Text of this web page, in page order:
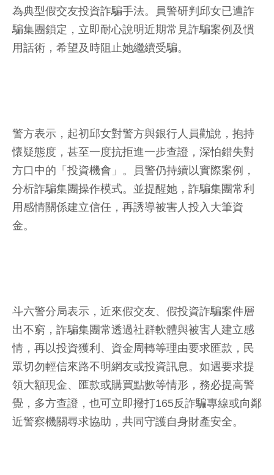
為典型假交友投資詐騙手法。員警研判邱女已遭詐
騙集團鎖定，立即耐心說明近期常見詐騙案例及慣
用話術，希望及時阻止她繼續受騙。
警方表示，起初邱女對警方與銀行人員勸說，抱持
懷疑態度，甚至一度抗拒進一步查證，深怕錯失對
方口中的「投資機會」。員警仍持續以實際案例，
分析詐騙集團操作模式。並提醒她，詐騙集團常利
用感情關係建立信任，再誘導被害人投入大筆資
金。
斗六警分局表示，近來假交友、假投資詐騙案件層
出不窮，詐騙集團常透過社群軟體與被害人建立感
情，再以投資獲利、資金周轉等理由要求匯款，民
眾切勿輕信來路不明網友或投資訊息。如遇要求提
領大額現金、匯款或購買點數等情形，務必提高警
覺，多方查證，也可立即撥打165反詐騙專線或向鄰
近警察機關尋求協助，共同守護自身財產安全。